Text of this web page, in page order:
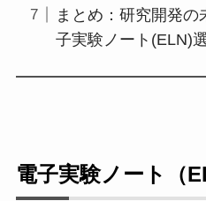
まとめ：研究開発
子実験ノート(ELN)
電子実験ノート（